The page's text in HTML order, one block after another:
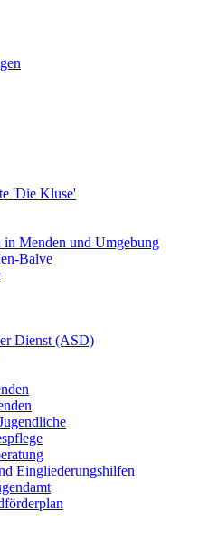
'Die Kluse'
in Menden und Umgebung
Balve
Dienst (ASD)
Eingliederungshilfen